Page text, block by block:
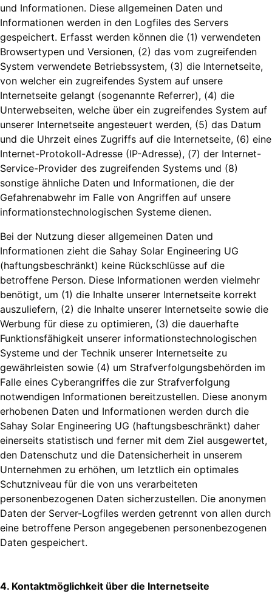
und Informationen. Diese allgemeinen Daten und
Informationen werden in den Logfiles des Servers
gespeichert. Erfasst werden können die (1) verwendeten
Browsertypen und Versionen, (2) das vom zugreifenden
System verwendete Betriebssystem, (3) die Internetseite,
von welcher ein zugreifendes System auf unsere
Internetseite gelangt (sogenannte Referrer), (4) die
Unterwebseiten, welche über ein zugreifendes System auf
unserer Internetseite angesteuert werden, (5) das Datum
und die Uhrzeit eines Zugriffs auf die Internetseite, (6) eine
Internet-Protokoll-Adresse (IP-Adresse), (7) der Internet-
Service-Provider des zugreifenden Systems und (8)
sonstige ähnliche Daten und Informationen, die der
Gefahrenabwehr im Falle von Angriffen auf unsere
informationstechnologischen Systeme dienen.
Bei der Nutzung dieser allgemeinen Daten und
Informationen zieht die Sahay Solar Engineering UG
(haftungsbeschränkt) keine Rückschlüsse auf die
betroffene Person. Diese Informationen werden vielmehr
benötigt, um (1) die Inhalte unserer Internetseite korrekt
auszuliefern, (2) die Inhalte unserer Internetseite sowie die
Werbung für diese zu optimieren, (3) die dauerhafte
Funktionsfähigkeit unserer informationstechnologischen
Systeme und der Technik unserer Internetseite zu
gewährleisten sowie (4) um Strafverfolgungsbehörden im
Falle eines Cyberangriffes die zur Strafverfolgung
notwendigen Informationen bereitzustellen. Diese anonym
erhobenen Daten und Informationen werden durch die
Sahay Solar Engineering UG (haftungsbeschränkt) daher
einerseits statistisch und ferner mit dem Ziel ausgewertet,
den Datenschutz und die Datensicherheit in unserem
Unternehmen zu erhöhen, um letztlich ein optimales
Schutzniveau für die von uns verarbeiteten
personenbezogenen Daten sicherzustellen. Die anonymen
Daten der Server-Logfiles werden getrennt von allen durch
eine betroffene Person angegebenen personenbezogenen
Daten gespeichert.
4. Kontaktmöglichkeit über die Internetseite